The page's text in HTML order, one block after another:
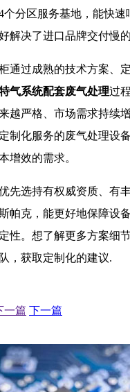
分区服务基地，能快速
解决了进口品牌交付慢的
通过成熟的技术方案、
气系统配套废气处理过
越严格、市场需求持续
制化服务的废气处理设
增效的需求。
先选持有权威资质、有
帕克，能更好地保障设
性。想了解更多方案细
，获取定制化的建议.
一篇 下一篇